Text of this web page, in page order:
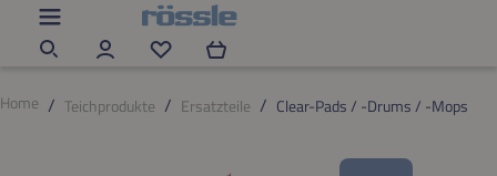
Zum Hauptinhalt springen
Du hast 0 Produkte auf dem Merkzettel
Home
Teichprodukte Ersatzteile Clear-Pads / -Drums / -Mops